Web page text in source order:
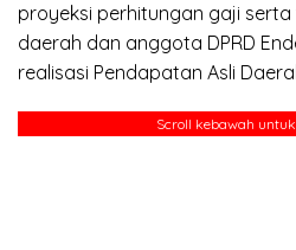
proyeksi perhitungan gaji
daerah dan anggota DPRD
realisasi Pendapatan Asli
Scroll kebawah